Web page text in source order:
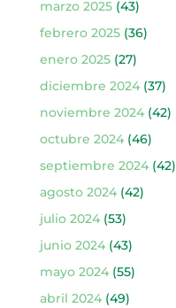
marzo 2025(43)
febrero 2025(36)
enero 2025(27)
diciembre 2024(37)
noviembre 2024(42)
octubre 2024(46)
septiembre 2024(42)
agosto 2024(42)
julio 2024(53)
junio 2024(43)
mayo 2024(55)
abril 2024(49)